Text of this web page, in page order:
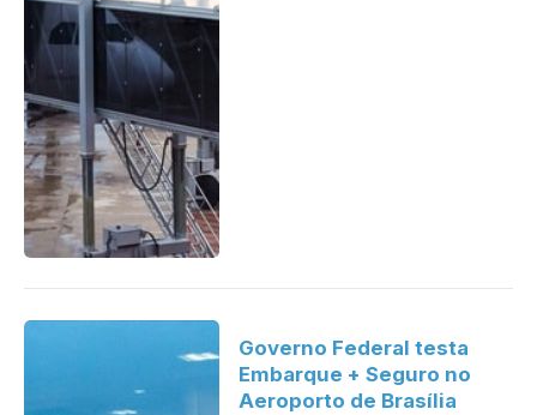
Governo Federal testa
Embarque + Seguro no
Aeroporto de Brasília